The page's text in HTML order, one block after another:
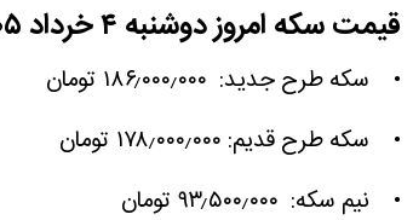
قیمت سکه امروز دوشنبه ۴ خرداد
• سکه طرح جدید: ۱۸۶٫۰۰۰٫۰۰۰ تومان
• سکه طرح قدیم: ۱۷۸٫۰۰۰٫۰۰۰ تومان
• نیم سکه: ۹۳٫۵۰۰٫۰۰۰ تومان